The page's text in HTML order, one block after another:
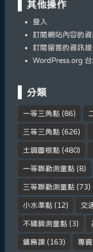
其他操作
登入
訂閱網站內容的
訂閱留言的資訊
WordPress.org
分類
一等三角點 (86)
三等三角點 (626)
土調圖根點 (480)
一等聯勤測量點 (8)
三等聯勤測量點 (73)
小水準點 (12) 交
不鏽鋼測量點 (3)
鑛務課 (163) 專